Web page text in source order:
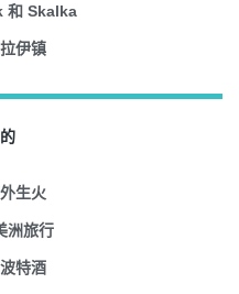
和 Skalka
伊镇
生火
洲旅行
特酒